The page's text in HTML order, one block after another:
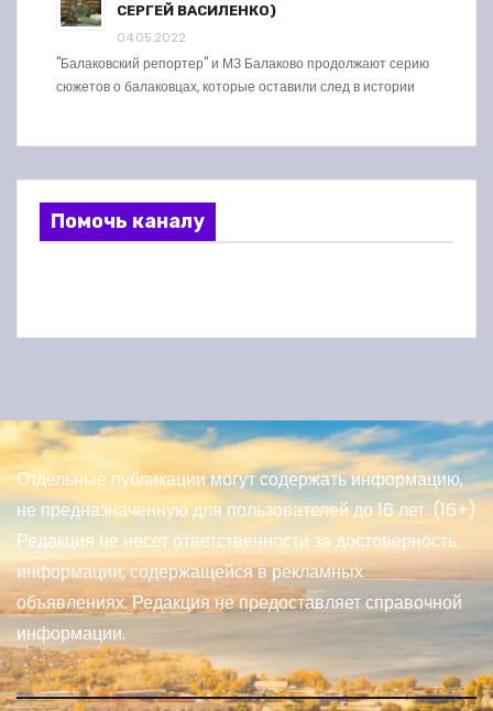
СЕРГЕЙ ВАСИЛЕНКО)
04.05.2022
"Балаковский репортер" и МЗ Балаково продолжают серию
сюжетов о балаковцах, которые оставили след в истории
Помочь каналу
Отдельные публикации могут содержать информацию,
не предназначенную для пользователей до 16 лет. (16+)
Редакция не несет ответственности за достоверность
информации, содержащейся в рекламных
объявлениях. Редакция не предоставляет справочной
информации.